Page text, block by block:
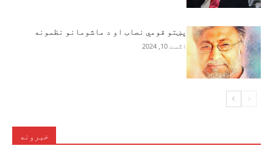
پښتو قومي نصاب او د ماشومانو نظمونه
اګست 10, 2024
خبرونه